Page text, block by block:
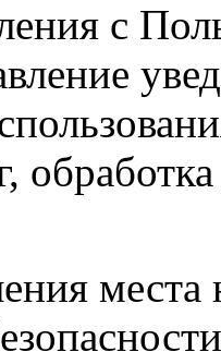
с
места